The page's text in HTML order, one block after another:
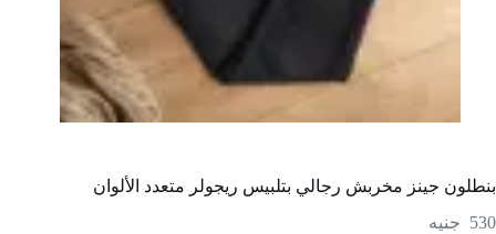
بنطلون جينز مخربش رجالي بتلبيس ريجولر متعدد الألوان
530 جنيه